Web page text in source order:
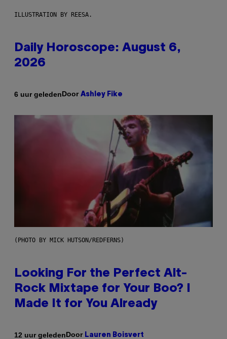
ILLUSTRATION BY REESA.
Daily Horoscope: August 6,
2026
6 uur geledenDoor Ashley Fike
(PHOTO BY MICK HUTSON/REDFERNS)
Looking For the Perfect Alt-
Rock Mixtape for Your Boo? I
Made It for You Already
12 uur geledenDoor Lauren Boisvert